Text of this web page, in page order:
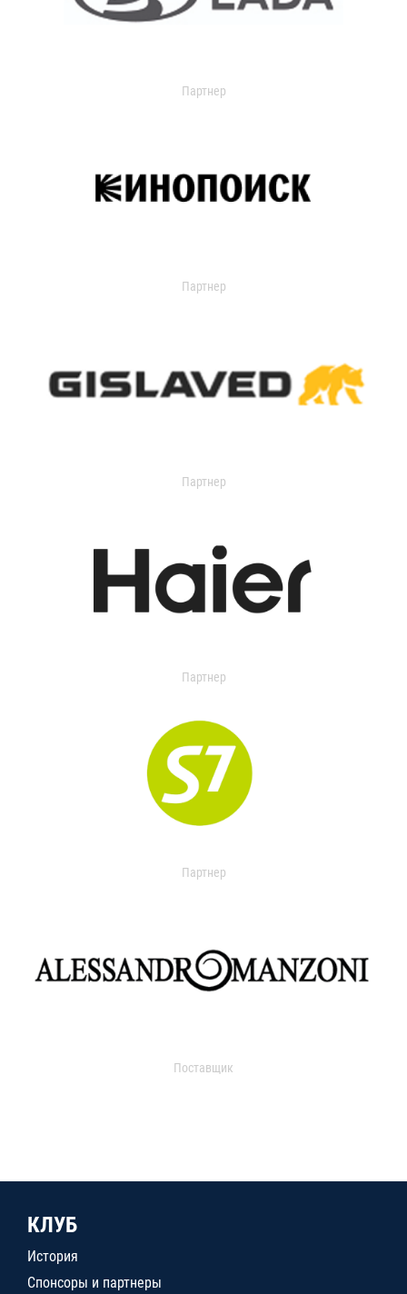
Партнер
Партнер
Партнер
Партнер
Партнер
Поставщик
КЛУБ
История
Спонсоры и партнеры